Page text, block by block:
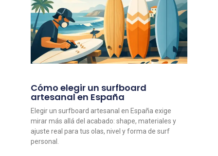
Cómo elegir un surfboard
artesanal en España
Elegir un surfboard artesanal en España exige
mirar más allá del acabado: shape, materiales y
ajuste real para tus olas, nivel y forma de surf
personal.